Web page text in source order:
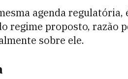
agenda regulatória,
regime proposto, razão
sobre ele.